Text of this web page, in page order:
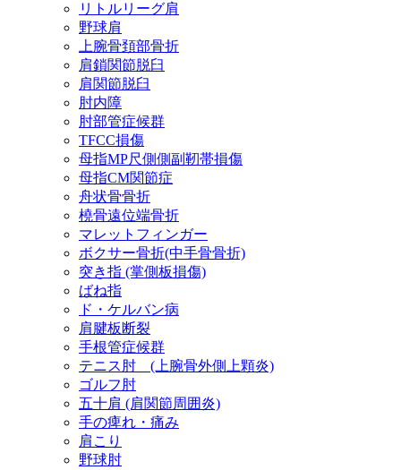
リトルリーグ肩
野球肩
上腕骨頚部骨折
肩鎖関節脱臼
肩関節脱臼
肘内障
肘部管症候群
TFCC損傷
母指MP尺側側副靭帯損傷
母指CM関節症
舟状骨骨折
橈骨遠位端骨折
マレットフィンガー
ボクサー骨折(中手骨骨折)
突き指 (掌側板損傷)
ばね指
ド・ケルバン病
肩腱板断裂
手根管症候群
テニス肘 (上腕骨外側上顆炎)
ゴルフ肘
五十肩 (肩関節周囲炎)
手の痺れ・痛み
肩こり
野球肘